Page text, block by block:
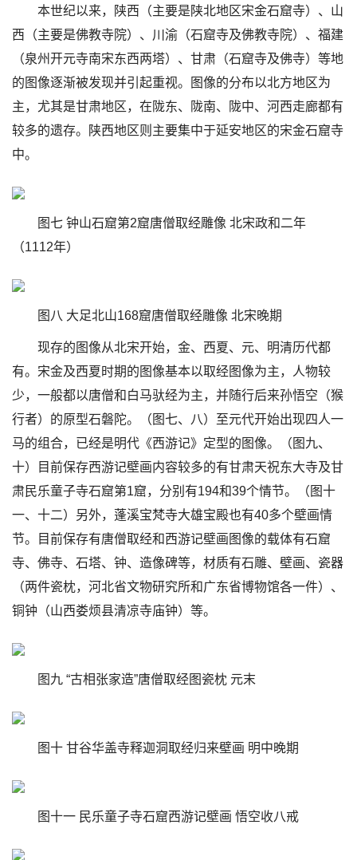
本世纪以来，陕西（主要是陕北地区宋金石窟寺）、山
西（主要是佛教寺院）、川渝（石窟寺及佛教寺院）、福建
（泉州开元寺南宋东西两塔）、甘肃（石窟寺及佛寺）等地
的图像逐渐被发现并引起重视。图像的分布以北方地区为
主，尤其是甘肃地区，在陇东、陇南、陇中、河西走廊都有
较多的遗存。陕西地区则主要集中于延安地区的宋金石窟寺
中。
图七 钟山石窟第2窟唐僧取经雕像 北宋政和二年
（1112年）
图八 大足北山168窟唐僧取经雕像 北宋晚期
现存的图像从北宋开始，金、西夏、元、明清历代都
有。宋金及西夏时期的图像基本以取经图像为主，人物较
少，一般都以唐僧和白马驮经为主，并随行后来孙悟空（猴
行者）的原型石磐陀。（图七、八）至元代开始出现四人一
马的组合，已经是明代《西游记》定型的图像。（图九、
十）目前保存西游记壁画内容较多的有甘肃天祝东大寺及甘
肃民乐童子寺石窟第1窟，分别有194和39个情节。（图十
一、十二）另外，蓬溪宝梵寺大雄宝殿也有40多个壁画情
节。目前保存有唐僧取经和西游记壁画图像的载体有石窟
寺、佛寺、石塔、钟、造像碑等，材质有石雕、壁画、瓷器
（两件瓷枕，河北省文物研究所和广东省博物馆各一件）、
铜钟（山西娄烦县清凉寺庙钟）等。
图九 “古相张家造”唐僧取经图瓷枕 元末
图十 甘谷华盖寺释迦洞取经归来壁画 明中晚期
图十一 民乐童子寺石窟西游记壁画 悟空收八戒